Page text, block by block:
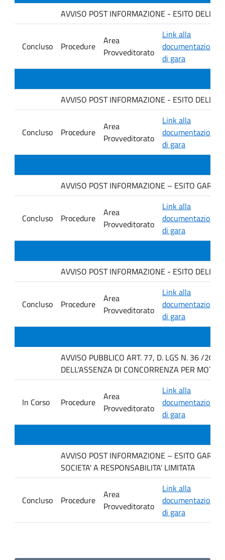
AVVISO POST INFORMAZIONE - ESITO
Concluso Procedure
Area
Provveditorato
Link alla
documentazione
di gara
AVVISO POST INFORMAZIONE - ESITO DELLA
Concluso Procedure
Area
Provveditorato
Link alla
documentazione
di gara
AVVISO POST INFORMAZIONE – ESITO GARA.
Concluso Procedure
Area
Provveditorato
Link alla
documentazione
di gara
AVVISO POST INFORMAZIONE - ESITO
Concluso Procedure
Area
Provveditorato
Link alla
documentazione
di gara
AVVISO PUBBLICO ART. 77, D. LGS N. 36 /
DELL'ASSENZA DI CONCORRENZA PER MOTIVI
In Corso Procedure
Area
Provveditorato
Link alla
documentazione
di gara
AVVISO POST INFORMAZIONE – ESITO
SOCIETA' A RESPONSABILITA' LIMITATA
Concluso Procedure
Area
Provveditorato
Link alla
documentazione
di gara